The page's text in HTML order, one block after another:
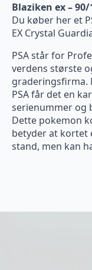
Blaziken ex – 90/
Du køber her et
EX Crystal
PSA står for
verdens største
graderingsfirma.
PSA får det en
serienummer og
Dette pokemon
betyder at kortet
stand, men kan